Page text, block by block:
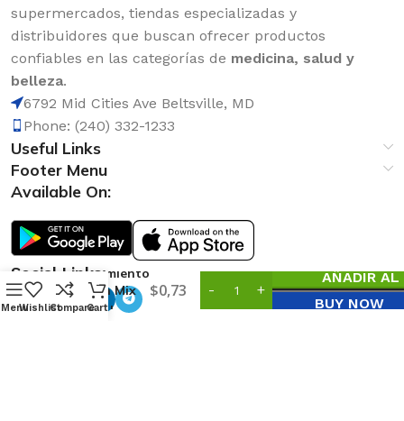
supermercados, tiendas especializadas y
distribuidores que buscan ofrecer productos
confiables en las categorías de medicina, salud y
belleza.
6792 Mid Cities Ave Beltsville, MD
Phone: (240) 332-1233
Useful Links
Footer Menu
Available On:
Social Links:Tratamiento
Silicon Mix
Bambu
$0,73
AÑADIR AL
BUY NOW
MenuWishlistCompare
0
Cart